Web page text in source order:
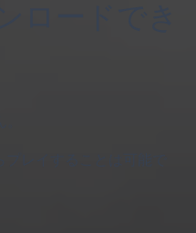
ロードでき
レイすることは可能で